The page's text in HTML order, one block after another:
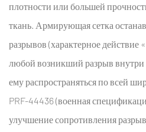
плотности или большей
ткань. Армирующая сетка
разрывов (характерное действие
любой возникший разрыв внутри
ему распространяться по всей
PRF-44436 (военная
улучшение сопротивления